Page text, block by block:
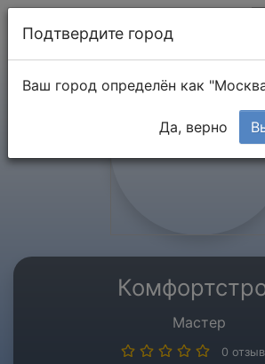
Мастер
0
Подтвердите город
Ваш город определён как
Да, верно